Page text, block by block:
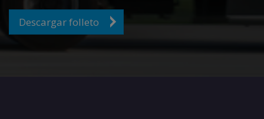
Descargar folleto